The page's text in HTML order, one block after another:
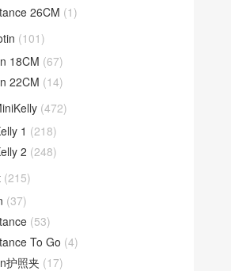
26CM (1)
(101)
18CM (67)
22CM (14)
(472)
1 (218)
2 (248)
(215)
(37)
(53)
To Go (4)
护照夹 (17)